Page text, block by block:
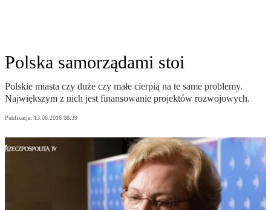
Polska samorządami stoi
Polskie miasta czy duże czy małe cierpią na te same problemy.
Największym z nich jest finansowanie projektów rozwojowych.
Publikacja: 13.06.2016 08:39